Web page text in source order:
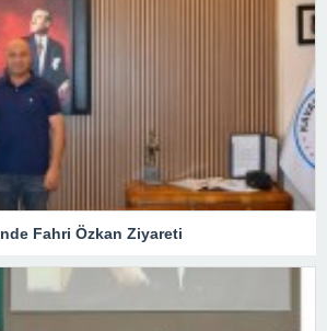
Fahri Özkan Ziyareti